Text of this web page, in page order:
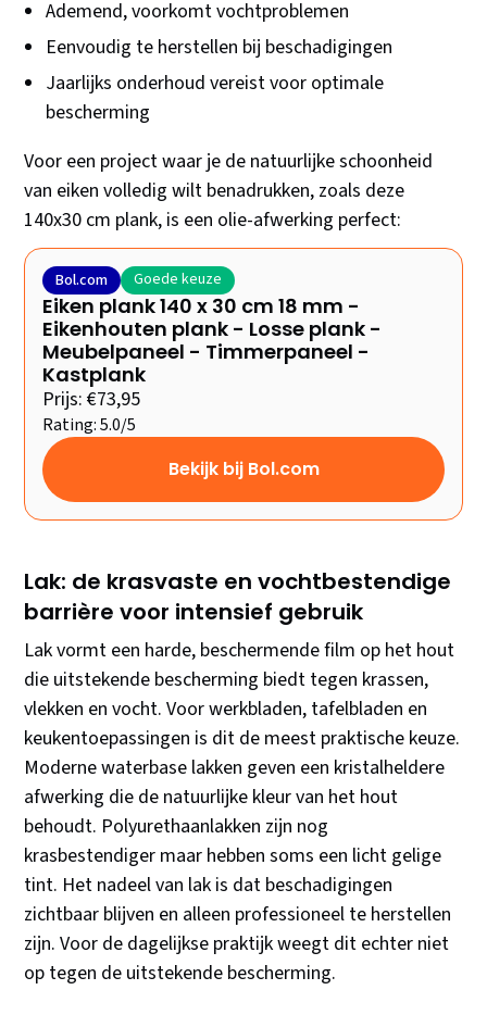
Ademend, voorkomt vochtproblemen
Eenvoudig te herstellen bij beschadigingen
Jaarlijks onderhoud vereist voor optimale
bescherming
Voor een project waar je de natuurlijke schoonheid
van eiken volledig wilt benadrukken, zoals deze
140x30 cm plank, is een olie-afwerking perfect:
Bol.com Goede keuze
Eiken plank 140 x 30 cm 18 mm -
Eikenhouten plank - Losse plank -
Meubelpaneel - Timmerpaneel -
Kastplank
Prijs: €73,95
Rating: 5.0/5
Bekijk bij Bol.com
Lak: de krasvaste en vochtbestendige
barrière voor intensief gebruik
Lak vormt een harde, beschermende film op het hout
die uitstekende bescherming biedt tegen krassen,
vlekken en vocht. Voor werkbladen, tafelbladen en
keukentoepassingen is dit de meest praktische keuze.
Moderne waterbase lakken geven een kristalheldere
afwerking die de natuurlijke kleur van het hout
behoudt. Polyurethaanlakken zijn nog
krasbestendiger maar hebben soms een licht gelige
tint. Het nadeel van lak is dat beschadigingen
zichtbaar blijven en alleen professioneel te herstellen
zijn. Voor de dagelijkse praktijk weegt dit echter niet
op tegen de uitstekende bescherming.